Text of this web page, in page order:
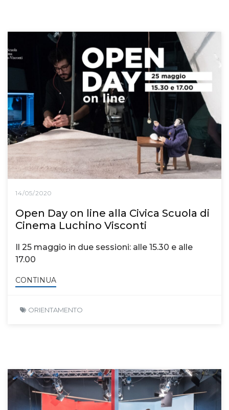
14/05/2020
Open Day on line alla Civica Scuola di
Cinema Luchino Visconti
Il 25 maggio in due sessioni: alle 15.30 e alle
17.00
CONTINUA
ORIENTAMENTO